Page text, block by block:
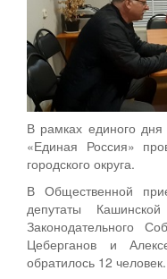
В рамках единого
«Единая Россия»
городского округа.
В Общественной
депутаты
Законодательного
Цеберганов и
обратилось 12 человек.